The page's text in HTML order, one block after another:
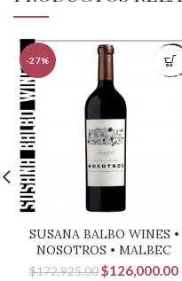
-27%
SUSANA BALBO WINES •
NOSOTROS • MALBEC
$172,925.00El
$126,000.00El